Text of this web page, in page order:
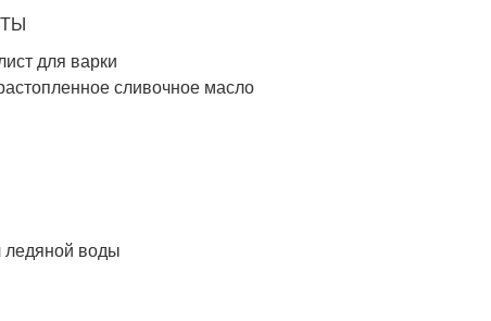
для варки
сливочное масло
ледяной воды